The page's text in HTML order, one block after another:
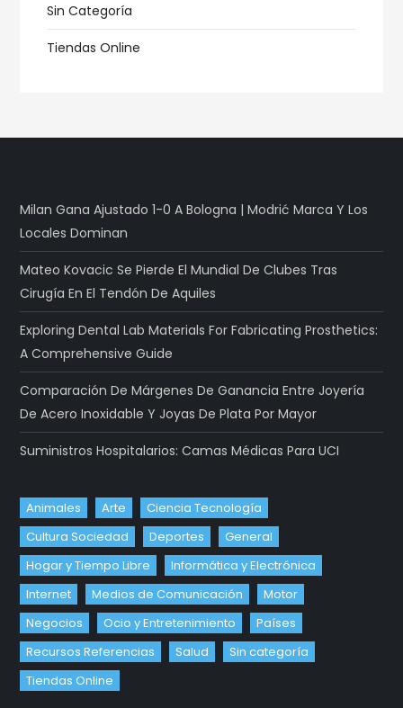
Sin Categoría
Tiendas Online
Milan Gana Ajustado 1-0 A Bologna | Modrić Marca Y Los
Locales Dominan
Mateo Kovacic Se Pierde El Mundial De Clubes Tras
Cirugía En El Tendón De Aquiles
Exploring Dental Lab Materials For Fabricating Prosthetics:
A Comprehensive Guide
Comparación De Márgenes De Ganancia Entre Joyería
De Acero Inoxidable Y Joyas De Plata Por Mayor
Suministros Hospitalarios: Camas Médicas Para UCI
Animales Arte
Ciencia Tecnología
Cultura Sociedad
Deportes
General
Hogar y Tiempo Libre
Informática y Electrónica
Internet
Medios de Comunicación
Motor
Negocios
Ocio y Entretenimiento
Países
Recursos Referencias
Salud
Sin categoría
Tiendas Online